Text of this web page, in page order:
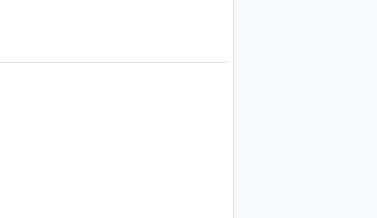
K & Corey James Remix)